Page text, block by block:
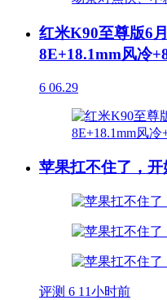
红米K90至尊版6
8E+18.1mm风冷
6 06.29
苹果扛不住了，
评测 6 11小时前